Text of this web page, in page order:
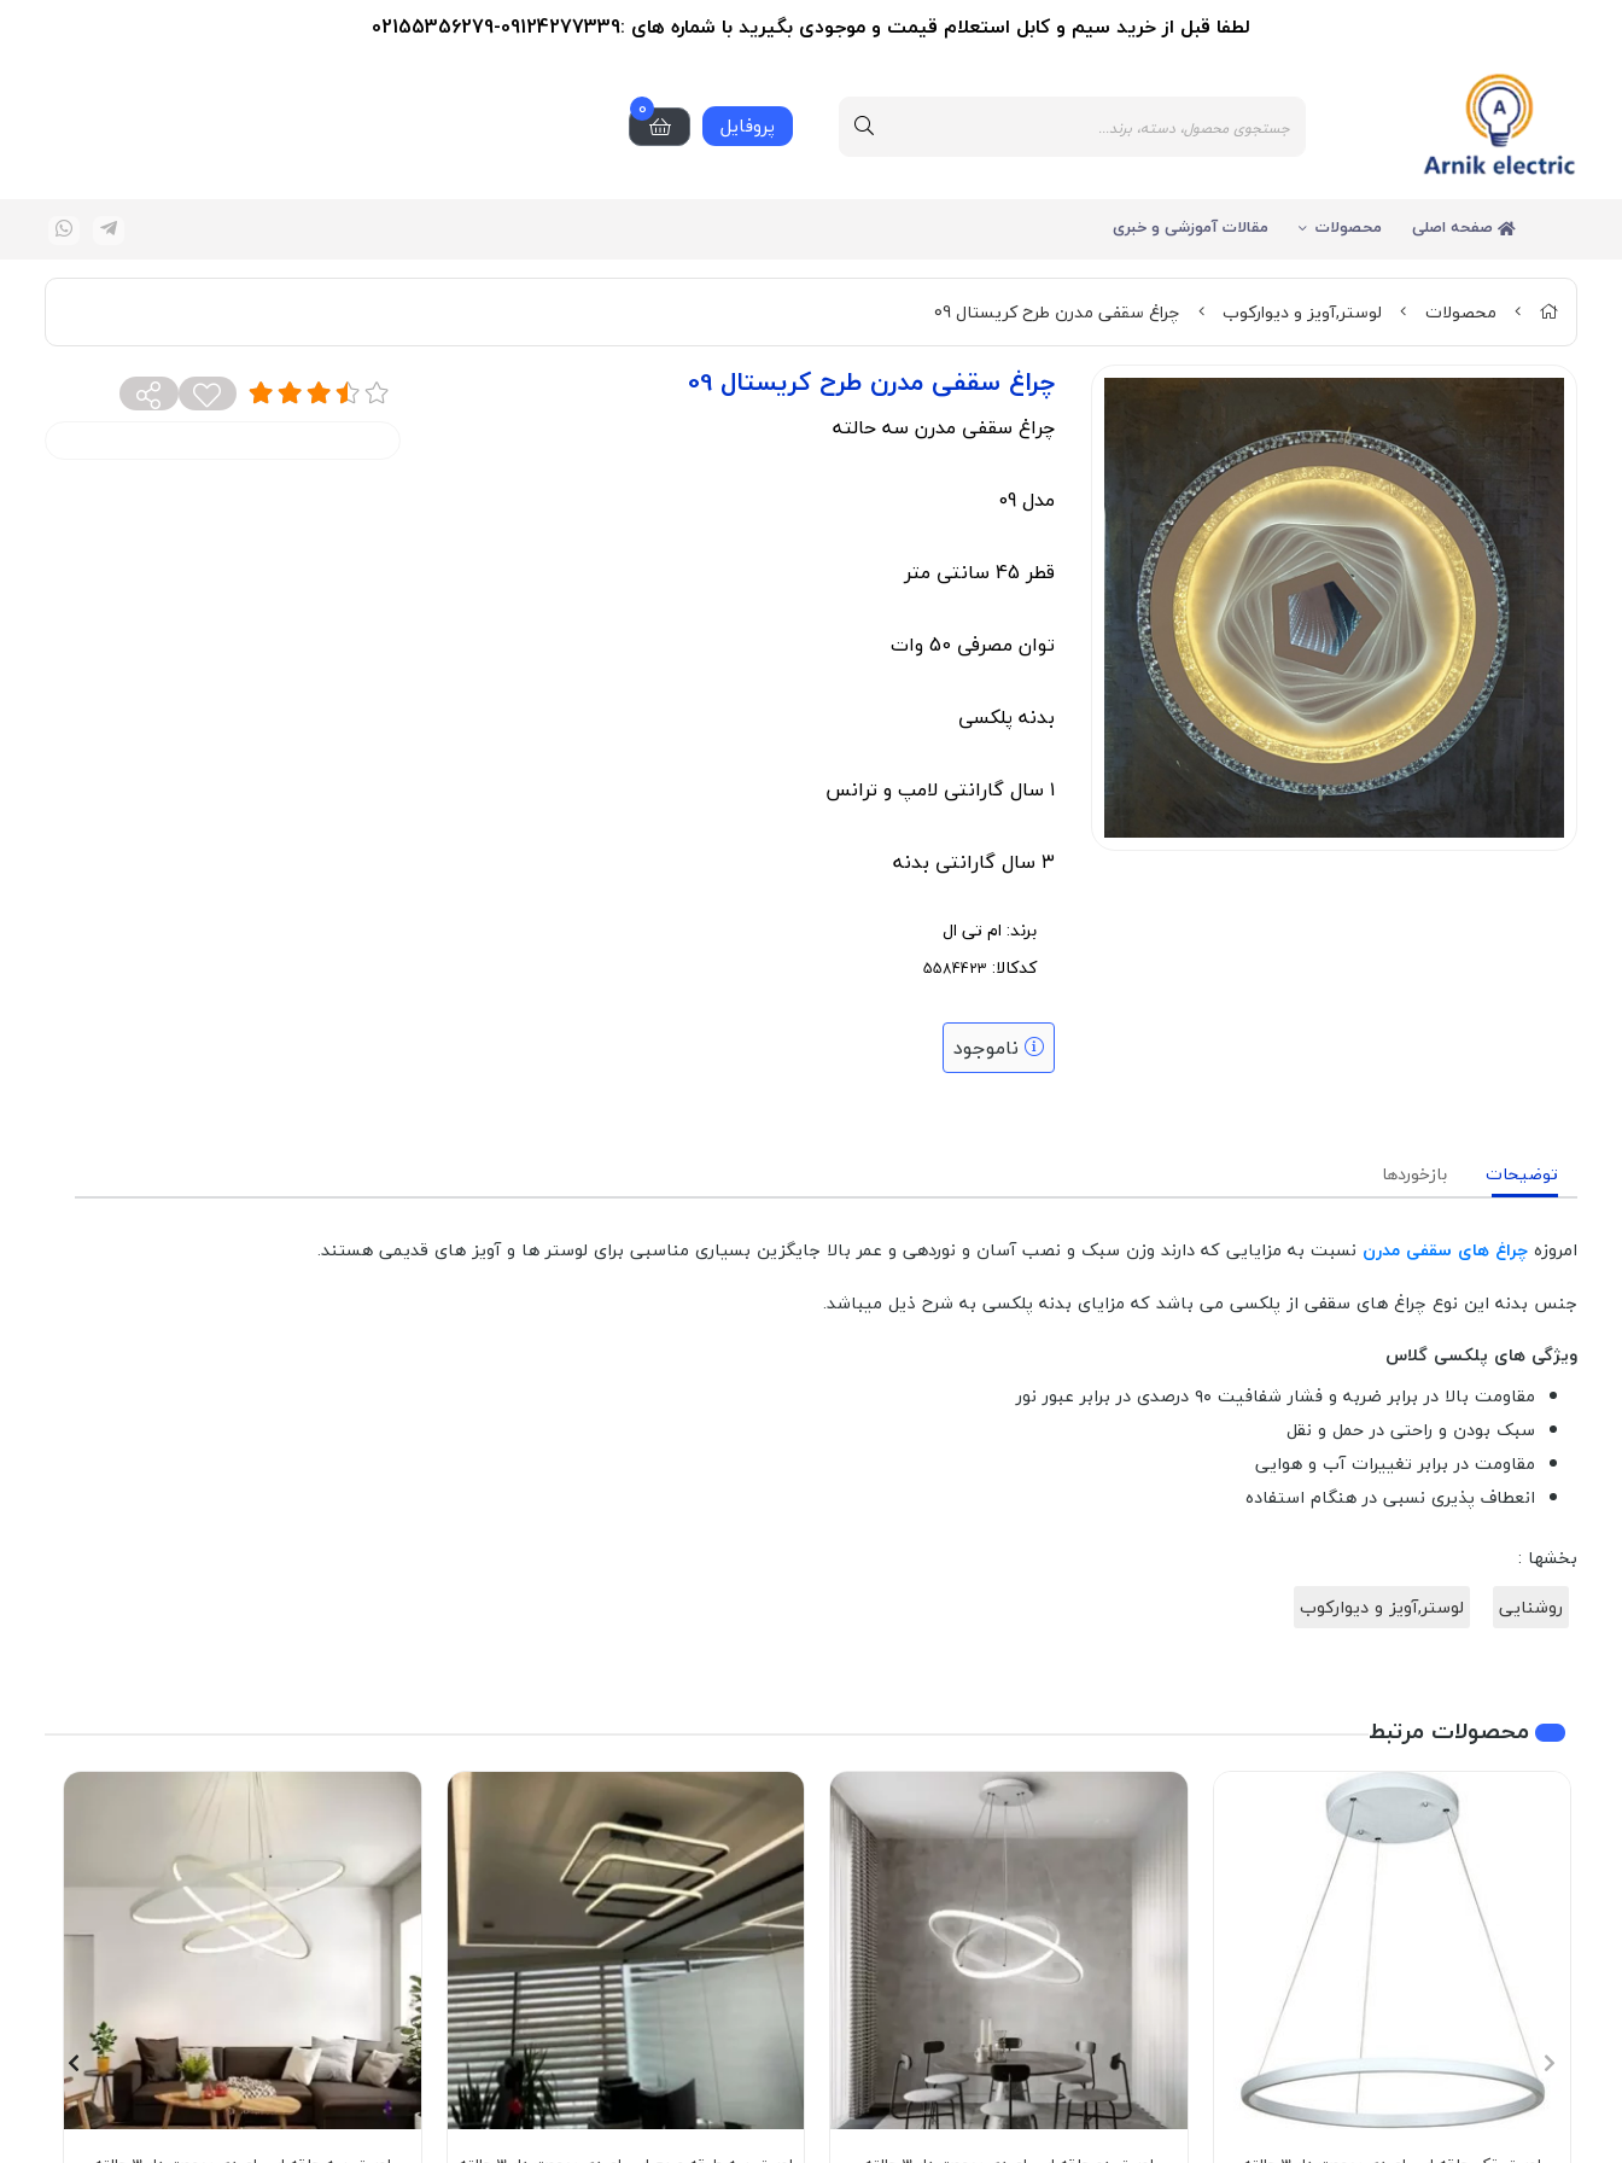
لطفا قبل از خرید سیم و کابل استعلام قیمت و موجودی بگیرید با شماره های :09124277339-02155356279
پروفایل
0
صفحه اصلی محصولات مقالات آموزشی و خبری
محصولات لوستر,آویز و دیوارکوب چراغ سقفی مدرن طرح کریستال 09
چراغ سقفی مدرن طرح کریستال 09
چراغ سقفی مدرن سه حالته
مدل 09
قطر 45 سانتی متر
توان مصرفی 50 وات
بدنه پلکسی
۱ سال گارانتی لامپ و ترانس
۳ سال گارانتی بدنه
برند: ام تی ال
کدکالا:
ناموجود
توضیحات بازخوردها
امروزه چراغ های سقفی مدرن نسبت به مزایایی که دارند وزن سبک و نصب آسان و نوردهی و عمر بالا جایگزین بسیاری مناسبی برای لوستر ها و آویز های قدیمی هستند.
جنس بدنه این نوع چراغ های سقفی از پلکسی می باشد که مزایای بدنه پلکسی به شرح ذیل میباشد.
ویژگی های پلکسی گلاس
مقاومت بالا در برابر ضربه و فشار شفافیت ۹۰ درصدی در برابر عبور نور
سبک بودن و راحتی در حمل و نقل
مقاومت در برابر تغییرات آب و هوایی
انعطاف پذیری نسبی در هنگام استفاده
بخشها :
روشنایی
لوستر,آویز و دیوارکوب
محصولات مرتبط